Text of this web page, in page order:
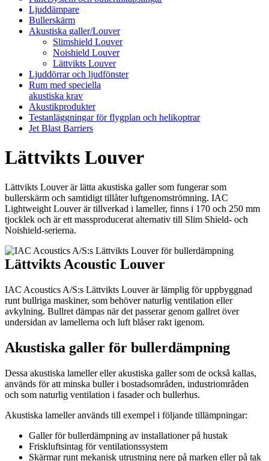
Ljuddämpare
Bullerskärm
Akustiska galler/Louver
Slimshield Louver
Noishield Louver
Lättvikts Louver
Ljuddörrar och ljudfönster
Rum med speciella
akustiska krav
Akustikprodukter
Testanläggningar för flygplan och helikoptrar
Jet Blast Barriers
Lättvikts Louver
Lättvikts Louver är lätta akustiska galler som fungerar som
bullerskärm och samtidigt tillåter luftgenomströmning. IAC
Lightweight Louver är tillverkad i lameller, finns i 170 och 250 mm
tjocklek och är ett massproducerat alternativ till Slim Shield- och
Noishield-serierna.
Lättvikts Acoustic Louver
IAC Acoustics A/S:s Lättvikts Louver är lämplig för uppbyggnad
runt bullriga maskiner, som behöver naturlig ventilation eller
avkylning. Bullret dämpas när det passerar genom gallret över
undersidan av lamellerna och luft blåser rakt igenom.
Akustiska galler för bullerdämpning
Dessa akustiska lameller eller akustiska galler som de också kallas,
används för att minska buller i bostadsområden, industriområden
och som naturlig ventilation i fasader och bullerhus.
Akustiska lameller används till exempel i följande tillämpningar:
Galler för bullerdämpning av installationer på hustak
Friskluftsintag för ventilationssystem
Skärmar runt mekanisk utrustning nere på marken eller på tak